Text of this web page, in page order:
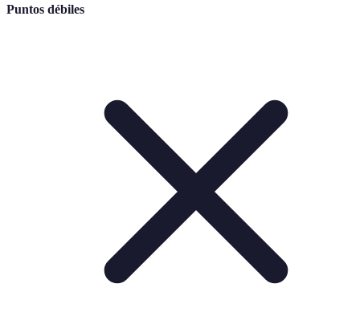
Puntos débiles